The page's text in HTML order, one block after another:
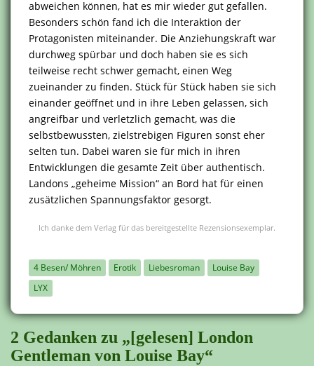
abweichen können, hat es mir wieder gut gefallen.
Besonders schön fand ich die Interaktion der
Protagonisten miteinander. Die Anziehungskraft war
durchweg spürbar und doch haben sie es sich
teilweise recht schwer gemacht, einen Weg
zueinander zu finden. Stück für Stück haben sie sich
einander geöffnet und in ihre Leben gelassen, sich
angreifbar und verletzlich gemacht, was die
selbstbewussten, zielstrebigen Figuren sonst eher
selten tun. Dabei waren sie für mich in ihren
Entwicklungen die gesamte Zeit über authentisch.
Landons „geheime Mission“ an Bord hat für einen
zusätzlichen Spannungsfaktor gesorgt.
Ich danke dem Verlag für das bereitgestellte Rezensionsexemplar.
4 Besen/ Möhren Erotik Liebesroman
Louise Bay
LYX
2 Gedanken zu „[gelesen] London
Gentleman von Louise Bay“